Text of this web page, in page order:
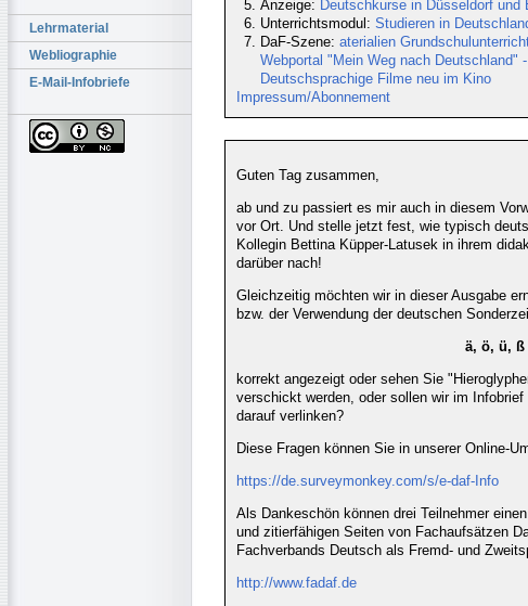
Lehrmaterial
Webliographie
E-Mail-Infobriefe
Anzeige: Deutschkurse in Düsseldorf und
Unterrichtsmodul: Studieren in
DaF-Szene: aterialien
Webportal "Mein Weg nach Deutschland"
Deutschsprachige Filme neu im Kino
Impressum/Abonnement
Guten Tag zusammen,
ab und zu passiert es mir auch in diesem
vor Ort. Und stelle jetzt fest, wie typisch
Kollegin Bettina Küpper-Latusek in ihrem
darüber nach!
Gleichzeitig möchten wir in dieser Ausgabe
bzw. der Verwendung der deutschen
ä, ö, ü, ß
korrekt angezeigt oder sehen Sie
verschickt werden, oder sollen wir im
darauf verlinken?
Diese Fragen können Sie in unserer Online-
https://de.surveymonkey.com/s/e-daf-Info
Als Dankeschön können drei Teilnehmer
und zitierfähigen Seiten von Fachaufsätzen
Fachverbands Deutsch als Fremd- und
http://www.fadaf.de